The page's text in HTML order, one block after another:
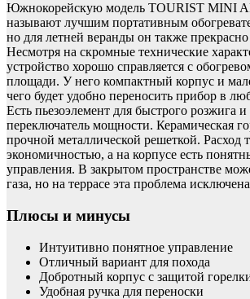
Южнокорейскую модель TOURIST MINI
называют лучшим портативным
но для летней веранды он также
Несмотря на скромные технические
устройство хорошо справляется с
площади. У него компактный корпус и
чего будет удобно переносить прибор в
Есть пьезоэлемент для быстрого розжига
переключатель мощности. Керамическая
прочной металлической решеткой. Расход
экономичностью, а на корпусе есть
управления. В закрытом пространстве
газа, но на террасе эта проблема
Плюсы и минусы
Интуитивно понятное управление
Отличный вариант для похода
Добротный корпус с защитой
Удобная ручка для переноски